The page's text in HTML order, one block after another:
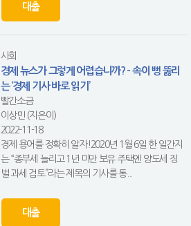
대출
사회
경제 뉴스가 그렇게 어렵습니까? - 속이 뻥 뚫리
는 ‘경제 기사 바로 읽기’
빨간소금
이상민 (지은이)
2022-11-18
경제 용어를 정확히 알자!2020년 1월 6일 한 일간지
는 “종부세 늘리고 1년 미만 보유 주택엔 양도세 징
벌 과세 검토”라는 제목의 기사를 통...
대출